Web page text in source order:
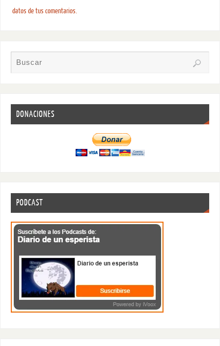
datos de tus comentarios.
DONACIONES
PODCAST